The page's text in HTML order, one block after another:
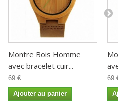
Montre Bois Homme
avec bracelet cuir...
69 €
Ajouter au panier
avec
69 €